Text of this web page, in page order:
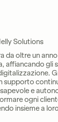
Solutions
da oltre un
affiancando gli
supporto
e
ogni
insieme a